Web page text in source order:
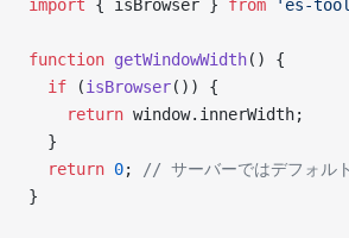
import { isBrowser } from 'es-
function getWindowWidth() {
  if
(isBrowser()) {
    return
window.innerWidth;
  }
  return
0;
// サーバーではデフォル
}